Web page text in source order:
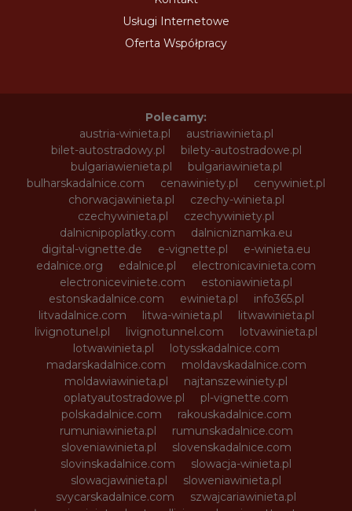
Usługi Internetowe
Oferta Współpracy
Polecamy:
austria-winieta.pl
austriawinieta.pl
bilet-autostradowy.pl
bilety-autostradowe.pl
bulgariawienieta.pl
bulgariawinieta.pl
bulharskadalnice.com
cenawiniety.pl
cenywiniet.pl
chorwacjawinieta.pl
czechy-winieta.pl
czechywinieta.pl
czechywiniety.pl
dalnicnipoplatky.com
dalnicniznamka.eu
digital-vignette.de
e-vignette.pl
e-winieta.eu
edalnice.org
edalnice.pl
electronicavinieta.com
electroniceviniete.com
estoniawinieta.pl
estonskadalnice.com
ewinieta.pl
info365.pl
litvadalnice.com
litwa-winieta.pl
litwawinieta.pl
livignotunel.pl
livignotunnel.com
lotvawinieta.pl
lotwawinieta.pl
lotysskadalnice.com
madarskadalnice.com
moldavskadalnice.com
moldawiawinieta.pl
najtanszewiniety.pl
oplatyautostradowe.pl
pl-vignette.com
polskadalnice.com
rakouskadalnice.com
rumuniawinieta.pl
rumunskadalnice.com
sloveniawinieta.pl
slovenskadalnice.com
slovinskadalnice.com
slowacja-winieta.pl
slowacjawinieta.pl
sloweniawinieta.pl
svycarskadalnice.com
szwajcariawinieta.pl